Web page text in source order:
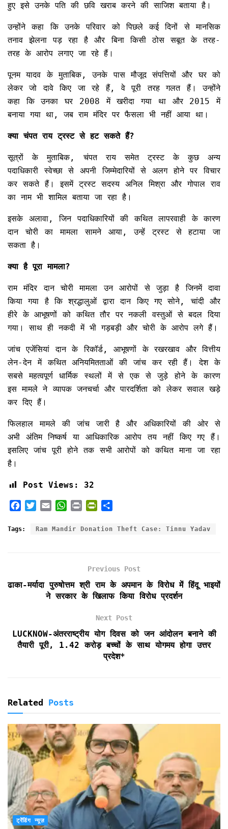
हुए इसे उनके पति की छवि खराब करने की साजिश बताया है।
उन्होंने कहा कि उनके परिवार को पिछले कई दिनों से मानसिक
तनाव झेलना पड़ रहा है और बिना किसी ठोस सबूत के तरह-
तरह के आरोप लगाए जा रहे हैं।
पूनम यादव के मुताबिक, उनके पास मौजूद संपत्तियों और घर को
लेकर जो दावे किए जा रहे हैं, वे पूरी तरह गलत हैं। उन्होंने
कहा कि उनका घर 2008 में खरीदा गया था और 2015 में
बनाया गया था, जब राम मंदिर पर फैसला भी नहीं आया था।
क्या चंपत राय ट्रस्ट से हट सकते हैं?
सूत्रों के मुताबिक, चंपत राय समेत ट्रस्ट के कुछ अन्य
पदाधिकारी स्वेच्छा से अपनी जिम्मेदारियों से अलग होने पर विचार
कर सकते हैं। इसमें ट्रस्ट सदस्य अनिल मिश्रा और गोपाल राव
का नाम भी शामिल बताया जा रहा है।
इसके अलावा, जिन पदाधिकारियों की कथित लापरवाही के कारण
दान चोरी का मामला सामने आया, उन्हें ट्रस्ट से हटाया जा
सकता है।
क्या है पूरा मामला?
राम मंदिर दान चोरी मामला उन आरोपों से जुड़ा है जिनमें दावा
किया गया है कि श्रद्धालुओं द्वारा दान किए गए सोने, चांदी और
हीरे के आभूषणों को कथित तौर पर नकली वस्तुओं से बदल दिया
गया। साथ ही नकदी में भी गड़बड़ी और चोरी के आरोप लगे हैं।
जांच एजेंसियां दान के रिकॉर्ड, आभूषणों के रखरखाव और वित्तीय
लेन-देन में कथित अनियमितताओं की जांच कर रही हैं। देश के
सबसे महत्वपूर्ण धार्मिक स्थलों में से एक से जुड़े होने के कारण
इस मामले ने व्यापक जनचर्चा और पारदर्शिता को लेकर सवाल खड़े
कर दिए हैं।
फिलहाल मामले की जांच जारी है और अधिकारियों की ओर से
अभी अंतिम निष्कर्ष या आधिकारिक आरोप तय नहीं किए गए हैं।
इसलिए जांच पूरी होने तक सभी आरोपों को कथित माना जा रहा
है।
Post Views: 32
c
k
i
a
a
p
i
i
r
i
e
d
l
y
a
Tags: Ram Mandir Donation Theft Case: Tinnu Yadav
Previous Post
ढाका-मर्यादा पुरुषोत्तम श्री राम के अपमान के विरोध में हिंदू भाइयों
ने सरकार के खिलाफ किया विरोध प्रदर्शन
Next Post
LUCKNOW-अंतरराष्ट्रीय योग दिवस को जन आंदोलन बनाने की
तैयारी पूरी, 1.42 करोड़ बच्चों के साथ योगमय होगा उत्तर
प्रदेश*
Related Posts
ट्रेंडिंग न्यूज़